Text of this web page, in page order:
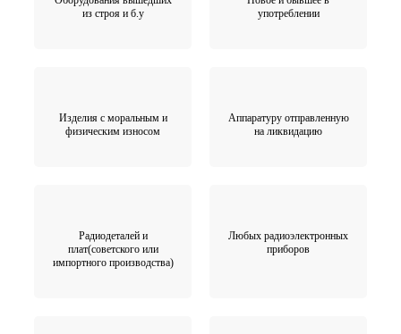
из строя и б.у
употреблении
Изделия с моральным и
физическим износом
Аппаратуру отправленную
на ликвидацию
Радиодеталей и
плат(советского или
импортного производства)
Любых радиоэлектронных
приборов